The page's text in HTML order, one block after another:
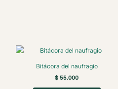
Bitácora del naufragio
$ 55.000